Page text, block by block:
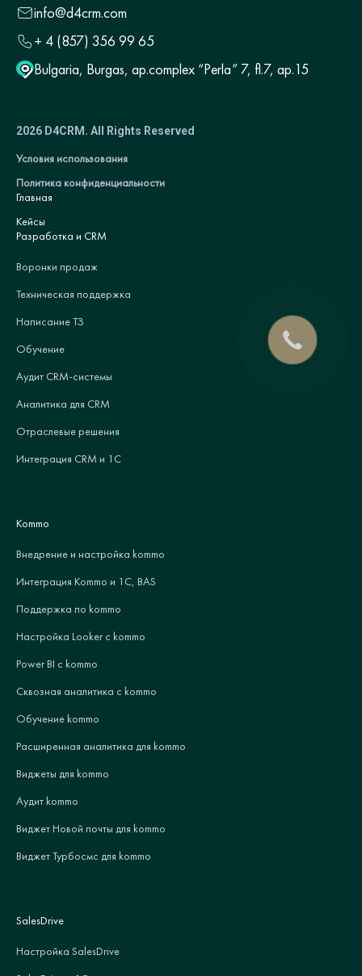
info@d4crm.com
+ 4 (857) 356 99 65
Bulgaria, Burgas, ap.complex “Perla” 7, fl.7, ap.15
2026 D4CRM. All Rights Reserved
Условия использования
Политика конфиденциальности
Главная
Кейсы
Разработка и CRM
Воронки продаж
Техническая поддержка
Написание ТЗ
Обучение
Аудит CRM-системы
Аналитика для CRM
Отраслевые решения
Интеграция CRM и 1С
Kommo
Внедрение и настройка kommo
Интеграция Kommo и 1С, BAS
Поддержка по kommo
Настройка Looker с kommo
Power BI с kommo
Сквозная аналитика с kommo
Обучение kommo
Расширенная аналитика для kommo
Виджеты для kommo
Аудит kommo
Виджет Новой почты для kommo
Виджет Турбосмс для kommo
SalesDrive
Настройка SalesDrive